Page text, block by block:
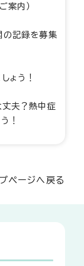
案内）
の記録を募集
ょう！
丈夫？熱中症
！
プページへ戻る